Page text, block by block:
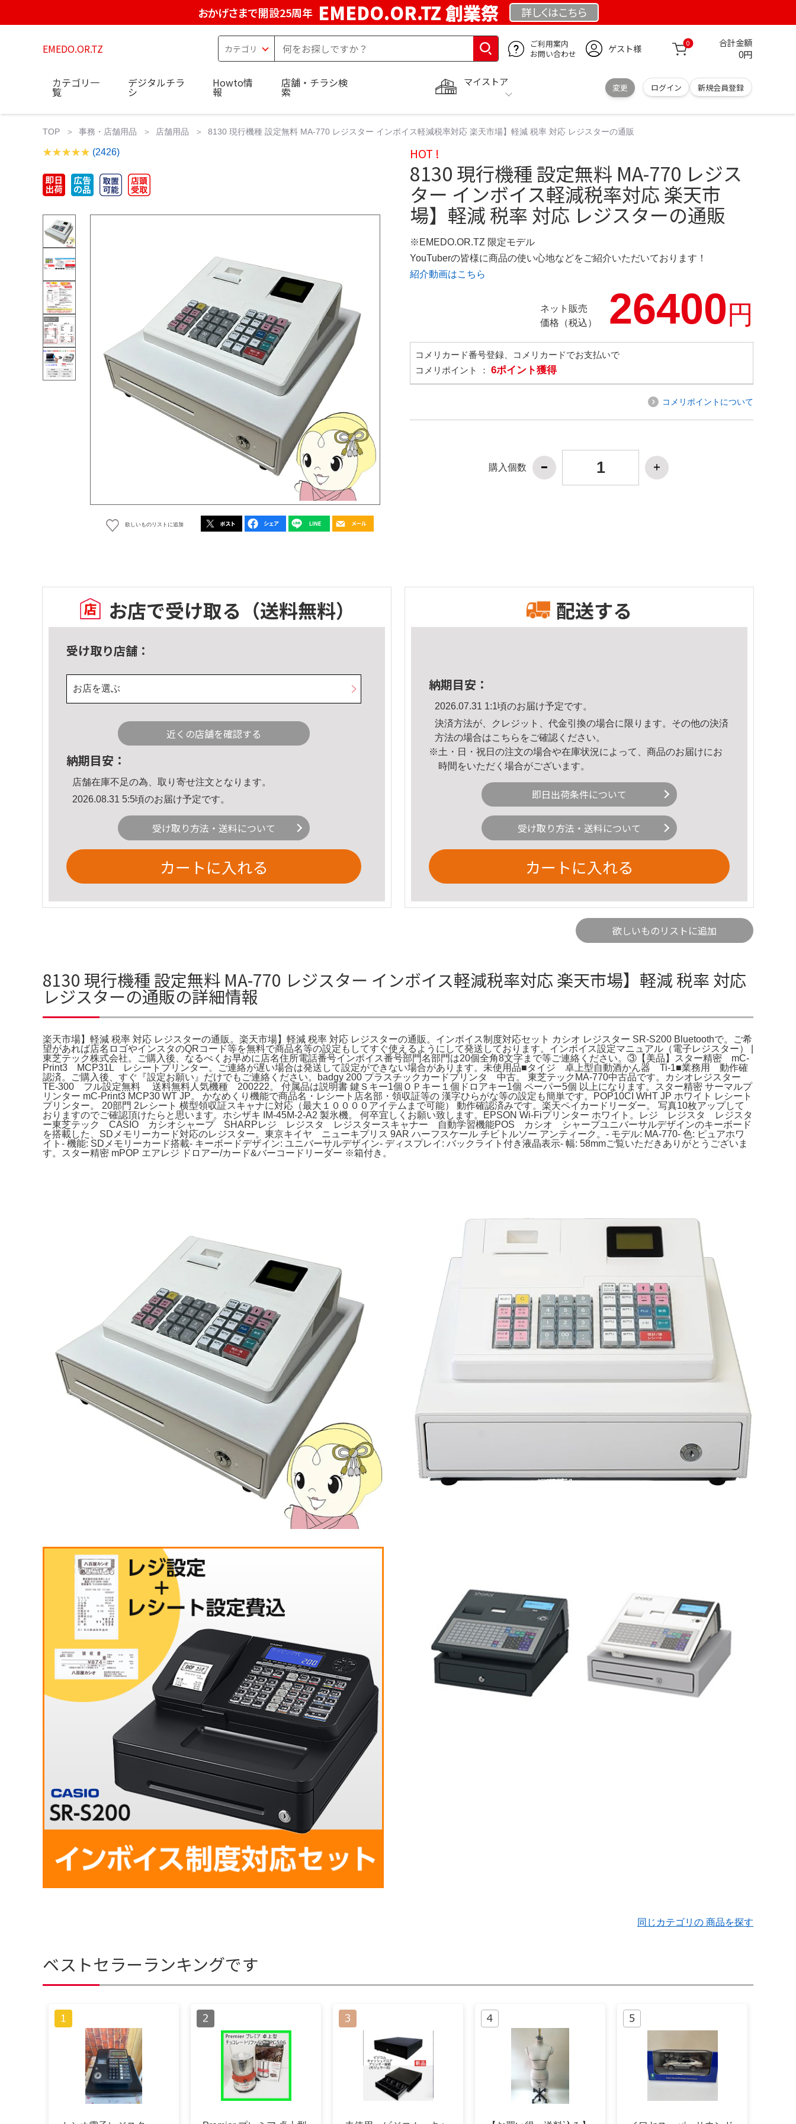
おかげさまで開設25周年 EMEDO.OR.TZ 創業祭 詳しくはこちら
EMEDO.OR.TZ
ご利用案内
お問い合わせ
ゲスト様 0 合計金額
0円
マイストア
変更 ログイン 新規会員登録
カテゴリ一
覧
デジタルチラ
シ
Howto情
報
店舗・チラシ検
索
TOP 事務・店舗用品 店舗用品 8130 現行機種 設定無料 MA-770 レジスター インボイス軽減税率対応 楽天市場】軽減 税率 対応 レジスターの通販
(2426)
欲しいものリストに追加
HOT !
8130 現行機種 設定無料 MA-770 レジス
ター インボイス軽減税率対応 楽天市
場】軽減 税率 対応 レジスターの通販
※EMEDO.OR.TZ 限定モデル
YouTuberの皆様に商品の使い心地などをご紹介いただいております！
紹介動画はこちら
ネット販売
価格（税込）
26400円
コメリカード番号登録、コメリカードでお支払いで
コメリポイント ： 6ポイント獲得
コメリポイントについて
購入個数
お店で受け取る （送料無料）
受け取り店舗：
お店を選ぶ
近くの店舗を確認する
納期目安：
店舗在庫不足の為、取り寄せ注文となります。
2026.08.31 5:5頃のお届け予定です。
受け取り方法・送料について
カートに入れる
配送する
納期目安：
2026.07.31 1:1頃のお届け予定です。
決済方法が、クレジット、代金引換の場合に限ります。その他の決済
方法の場合はこちら をご確認ください。
※土・日・祝日の注文の場合や在庫状況によって、商品のお届けにお
時間をいただく場合がございます。
即日出荷条件について
受け取り方法・送料について
カートに入れる
欲しいものリストに追加
8130 現行機種 設定無料 MA-770 レジスター インボイス軽減税率対応 楽天市場】軽減 税率 対応
レジスターの通販の詳細情報
楽天市場】軽減 税率 対応 レジスターの通販。楽天市場】軽減 税率 対応 レジスターの通販。インボイス制度対応セット カシオ レジスター SR-S200 Bluetoothで。ご希
望があれば店名ロゴやインスタのQRコード等を無料で商品名等の設定もしてすぐ使えるようにして発送しております。インボイス設定マニュアル（電子レジスター） |
東芝テック株式会社。ご購入後、なるべくお早めに店名住所電話番号インボイス番号部門名部門は20個全角8文字まで等ご連絡ください。③【美品】スター精密 mC-
Print3 MCP31L レシートプリンター。ご連絡が遅い場合は発送して設定ができない場合があります。未使用品■タイジ 卓上型自動酒かん器 Ti-1■業務用 動作確
認済。ご購入後、すぐ『設定お願い』だけでもご連絡ください。badgy 200 プラスチックカードプリンタ 中古。 東芝テックMA-770中古品です。カシオレジスター
TE-300 フル設定無料 送料無料人気機種 200222。 付属品は説明書 鍵Ｓキー1個ＯＰキー１個ドロアキー1個 ペーパー5個 以上になります。スター精密 サーマルプ
リンター mC-Print3 MCP30 WT JP。 かなめくり機能で商品名・レシート店名部・領収証等の 漢字ひらがな等の設定も簡単です。POP10CI WHT JP ホワイト レシート
プリンター。 20部門 2レシート 横型領収証スキャナに対応（最大１００００アイテムまで可能） 動作確認済みです。楽天ペイカードリーダー。 写真10枚アップして
おりますのでご確認頂けたらと思います。ホシザキ IM-45M-2-A2 製氷機。 何卒宜しくお願い致します。EPSON Wi-Fiプリンター ホワイト。レジ レジスタ レジスタ
ー東芝テック CASIO カシオシャープ SHARPレジ レジスタ レジスタースキャナー 自動学習機能POS カシオ シャープユニバーサルデザインのキーボード
を搭載した、SDメモリーカード対応のレジスター。東京キイヤ ニューキプリス 9AR ハーフスケール チビトルソー アンティーク。- モデル: MA-770- 色: ピュアホワ
イト- 機能: SDメモリーカード搭載- キーボードデザイン: ユニバーサルデザイン- ディスプレイ: バックライト付き液晶表示- 幅: 58mmご覧いただきありがとうございま
す。スター精密 mPOP エアレジ ドロアー/カード&バーコードリーダー ※箱付き。
同じカテゴリの 商品を探す
ベストセラーランキングです